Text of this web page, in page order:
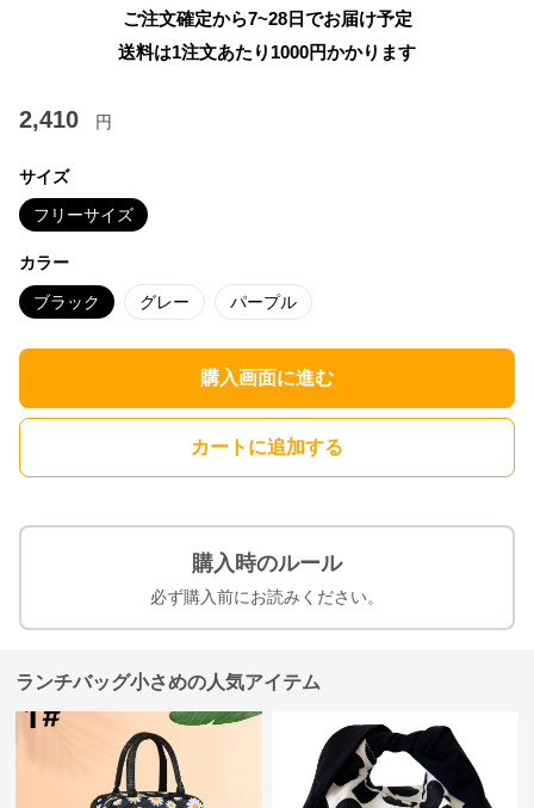
ご注文確定から7~28日でお届け予定
送料は1注文あたり 1000円かかります
2,410 円
サイズ
フリーサイズ
カラー
ブラック グレー パープル
購入画面に進む
カートに追加する
購入時のルール
必ず購入前にお読みください。
ランチバッグ小さめの人気アイテム